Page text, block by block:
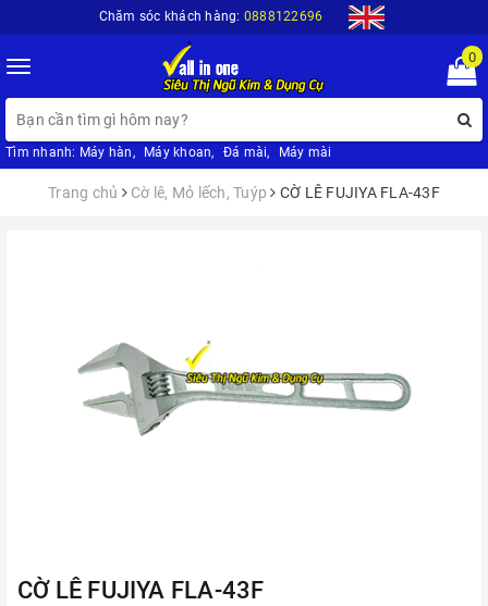
Chăm sóc khách hàng: 0888122696
Toggle
navigation
0
Tìm nhanh: Máy hàn, Máy khoan, Đá mài, Máy mài
Trang chủ Cờ lê, Mỏ lếch, Tuýp CỜ LÊ FUJIYA FLA-43F
CỜ LÊ FUJIYA FLA-43F